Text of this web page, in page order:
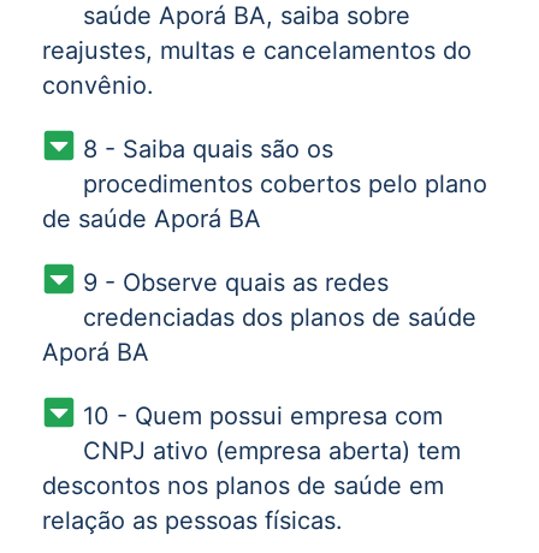
saúde Aporá BA, saiba sobre
reajustes, multas e cancelamentos do
convênio.
8 - Saiba quais são os
procedimentos cobertos pelo plano
de saúde Aporá BA
9 - Observe quais as redes
credenciadas dos planos de saúde
Aporá BA
10 - Quem possui empresa com
CNPJ ativo (empresa aberta) tem
descontos nos planos de saúde em
relação as pessoas físicas.